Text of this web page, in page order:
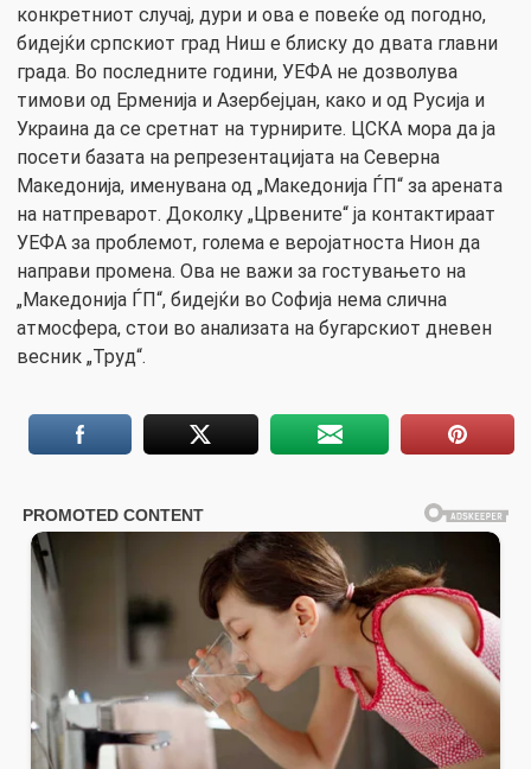
конкретниот случај, дури и ова е повеќе од погодно,
бидејќи српскиот град Ниш е блиску до двата главни
града. Во последните години, УЕФА не дозволува
тимови од Ерменија и Азербејџан, како и од Русија и
Украина да се сретнат на турнирите. ЦСКА мора да ја
посети базата на репрезентацијата на Северна
Македонија, именувана од „Македонија ЃП“ за арената
на натпреварот. Доколку „Црвените“ ја контактираат
УЕФА за проблемот, голема е веројатноста Нион да
направи промена. Ова не важи за гостувањето на
„Македонија ЃП“, бидејќи во Софија нема слична
атмосфера, стои во анализата на бугарскиот дневен
весник „Труд“.